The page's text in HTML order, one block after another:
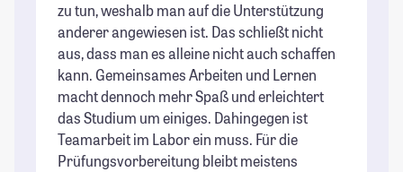
zu tun, weshalb man auf die Unterstützung
anderer angewiesen ist. Das schließt nicht
aus, dass man es alleine nicht auch schaffen
kann. Gemeinsames Arbeiten und Lernen
macht dennoch mehr Spaß und erleichtert
das Studium um einiges. Dahingegen ist
Teamarbeit im Labor ein muss. Für die
Prüfungsvorbereitung bleibt meistens